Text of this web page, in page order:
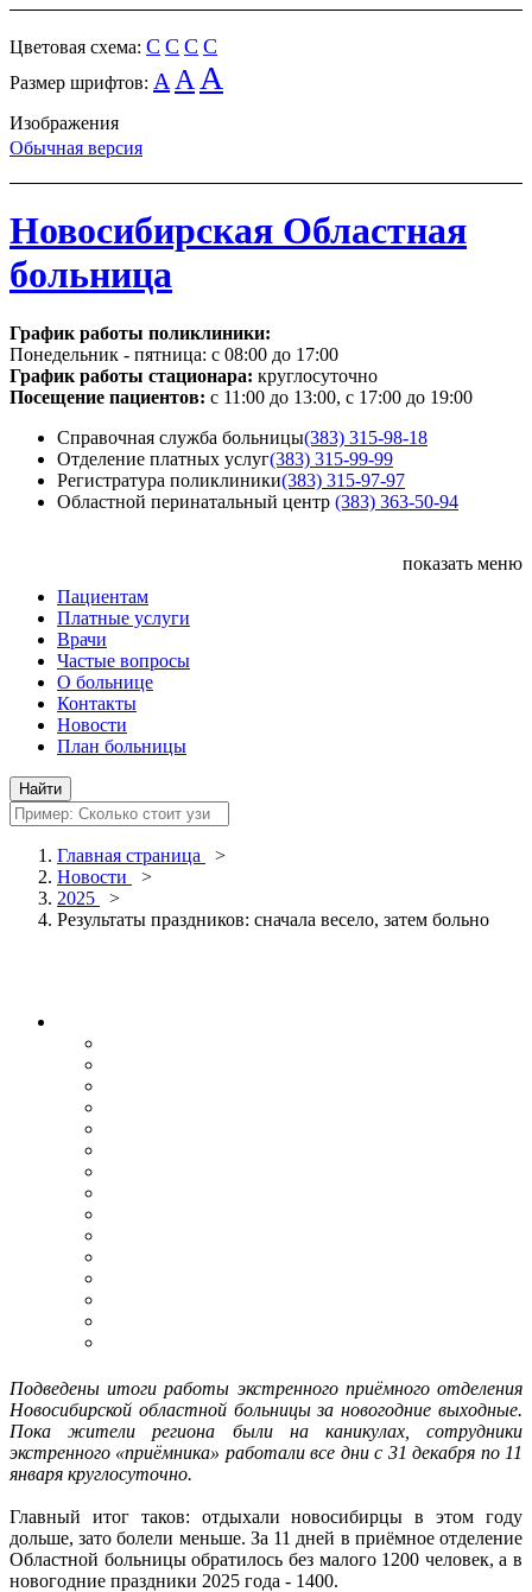
Цветовая схема: C C C C
Размер шрифтов: A A A
Изображения
Обычная версия
Новосибирская Областная
больница
График работы поликлиники:
Понедельник - пятница: с 08:00 до 17:00
График работы стационара: круглосуточно
Посещение пациентов: с 11:00 до 13:00, с 17:00 до 19:00
Справочная служба больницы(383) 315-98-18
Отделение платных услуг(383) 315-99-99
Регистратура поликлиники(383) 315-97-97
Областной перинатальный центр (383) 363-50-94
показать меню
Пациентам
Платные услуги
Врачи
Частые вопросы
О больнице
Контакты
Новости
План больницы
Главная страница
>
Новости
>
2025
>
Результаты праздников: сначала весело, затем больно
Подведены итоги работы экстренного приёмного отделения
Новосибирской областной больницы за новогодние выходные.
Пока жители региона были на каникулах, сотрудники
экстренного «приёмника» работали все дни с 31 декабря по 11
января круглосуточно.
Главный итог таков: отдыхали новосибирцы в этом году
дольше, зато болели меньше. За 11 дней в приёмное отделение
Областной больницы обратилось без малого 1200 человек, а в
новогодние праздники 2025 года - 1400.